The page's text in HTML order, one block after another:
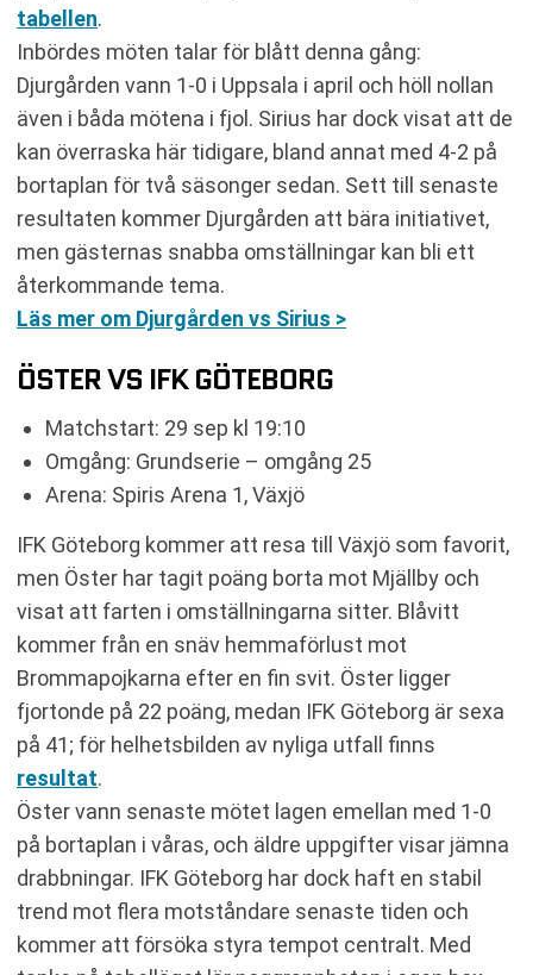
tabellen.
Inbördes möten talar för blått denna gång:
Djurgården vann 1-0 i Uppsala i april och höll nollan
även i båda mötena i fjol. Sirius har dock visat att de
kan överraska här tidigare, bland annat med 4-2 på
bortaplan för två säsonger sedan. Sett till senaste
resultaten kommer Djurgården att bära initiativet,
men gästernas snabba omställningar kan bli ett
återkommande tema.
Läs mer om Djurgården vs Sirius >
ÖSTER VS IFK GÖTEBORG
Matchstart: 29 sep kl 19:10
Omgång: Grundserie – omgång 25
Arena: Spiris Arena 1, Växjö
IFK Göteborg kommer att resa till Växjö som favorit,
men Öster har tagit poäng borta mot Mjällby och
visat att farten i omställningarna sitter. Blåvitt
kommer från en snäv hemmaförlust mot
Brommapojkarna efter en fin svit. Öster ligger
fjortonde på 22 poäng, medan IFK Göteborg är sexa
på 41; för helhetsbilden av nyliga utfall finns
resultat.
Öster vann senaste mötet lagen emellan med 1-0
på bortaplan i våras, och äldre uppgifter visar jämna
drabbningar. IFK Göteborg har dock haft en stabil
trend mot flera motståndare senaste tiden och
kommer att försöka styra tempot centralt. Med